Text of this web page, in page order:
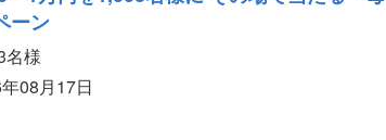
ーン
名様
08月17日